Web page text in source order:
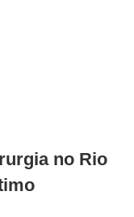
no Rio